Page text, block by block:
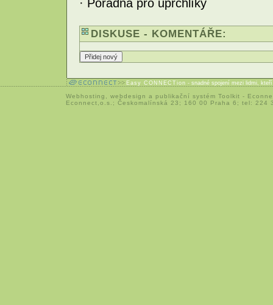
· Poradna pro uprchlíky
DISKUSE - KOMENTÁŘE:
Easy CONNECTion - snadné spojení mezi lidmi,
Webhosting webdesign a publikační systém Toolkit -
Econnect,o.s.; Českomalínská 23; 160 00 Praha 6; tel: 224